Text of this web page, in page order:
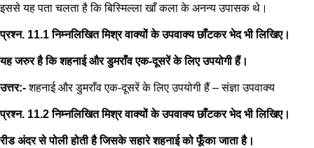
इससे यह पता चलता है कि बिस्मिल्ला खाँ कला के अनन्य उपासक थे।
प्रश्न. 11.1 निम्नलिखित मिश्र वाक्यों के उपवाक्य छाँटकर भेद भी लिखिए।
यह जरुर है कि शहनाई और डुमराँव एक-दूसरें के लिए उपयोगी हैं।
उत्तर:-शहनाई और डुमराँव एक-दूसरें के लिए उपयोगी हैं – संज्ञा उपवाक्य
प्रश्न. 11.2 निम्नलिखित मिश्र वाक्यों के उपवाक्य छाँटकर भेद भी लिखिए।
रीड अंदर से पोली होती है जिसके सहारे शहनाई को फूँका जाता है।